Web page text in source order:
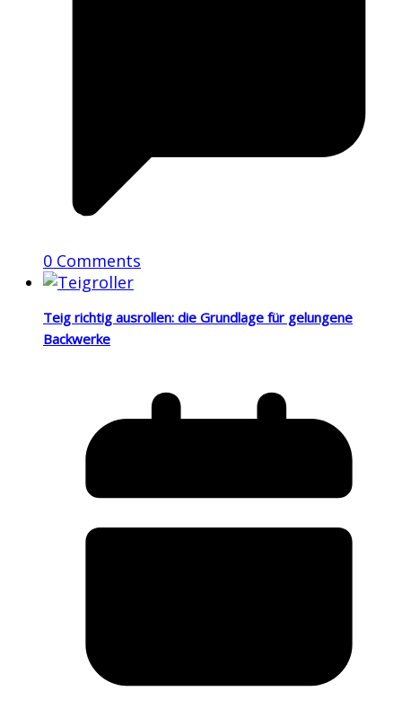
0 Comments
Teig richtig ausrollen: die Grundlage für gelungene
Backwerke